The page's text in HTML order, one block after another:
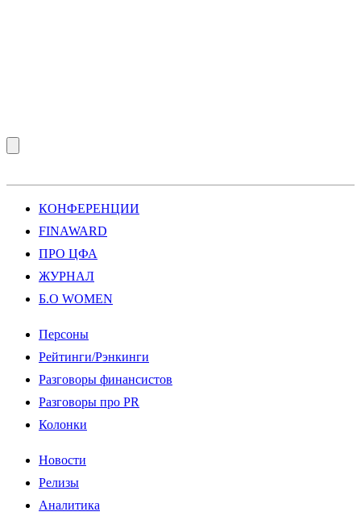
КОНФЕРЕНЦИИ
FINAWARD
ПРО ЦФА
ЖУРНАЛ
Б.О WOMEN
Персоны
Рейтинги/Рэнкинги
Разговоры финансистов
Разговоры про PR
Колонки
Новости
Релизы
Аналитика